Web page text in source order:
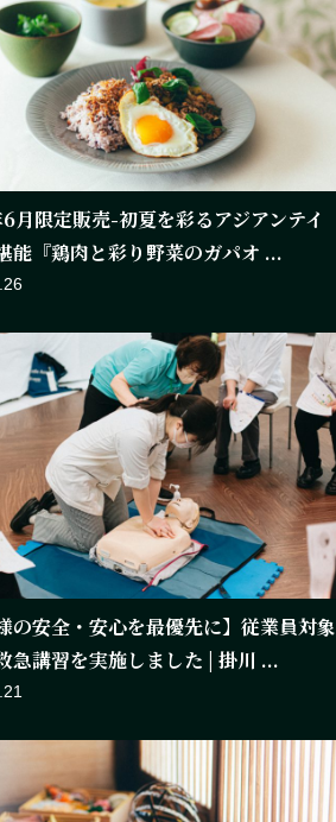
月限定販売-初夏を彩るアジアンテイ
能『鶏肉と彩り野菜のガパオ ...
の安全・安心を最優先に】従業員対象
急講習を実施しました | 掛川 ...